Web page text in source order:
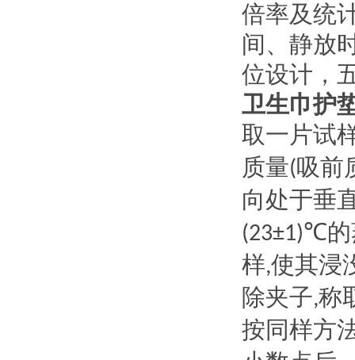
倍率及统
间、静放
位设计，
卫生巾护
取一片试
质量(吸前
向处于垂
(23±1)℃
样,使其浸
除夹子,称
按同样方